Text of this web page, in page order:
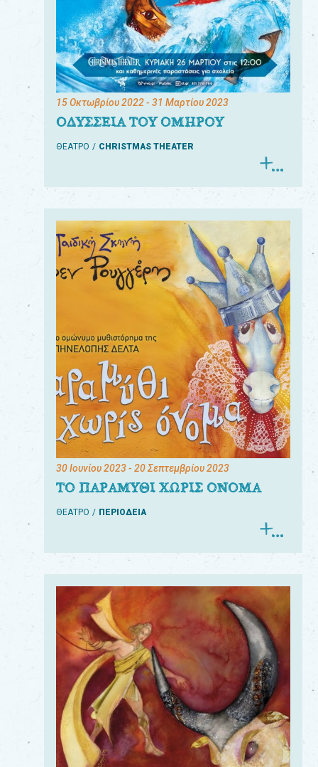
15 Οκτωβρίου 2022- 31 Μαρτίου 2023
ΟΔΥΣΣΕΙΑ ΤΟΥ ΟΜΗΡΟΥ
ΘΕΑΤΡΟ CHRISTMAS THEATER
30 Ιουνίου 2023- 20 Σεπτεμβρίου 2023
ΤΟ ΠΑΡΑΜΥΘΙ ΧΩΡΙΣ ΟΝΟΜΑ
ΘΕΑΤΡΟ ΠΕΡΙΟΔΕΙΑ